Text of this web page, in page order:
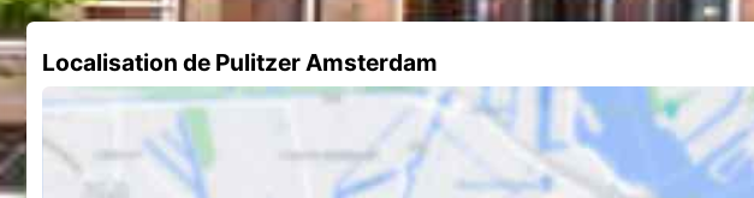
Localisation de Pulitzer Amsterdam